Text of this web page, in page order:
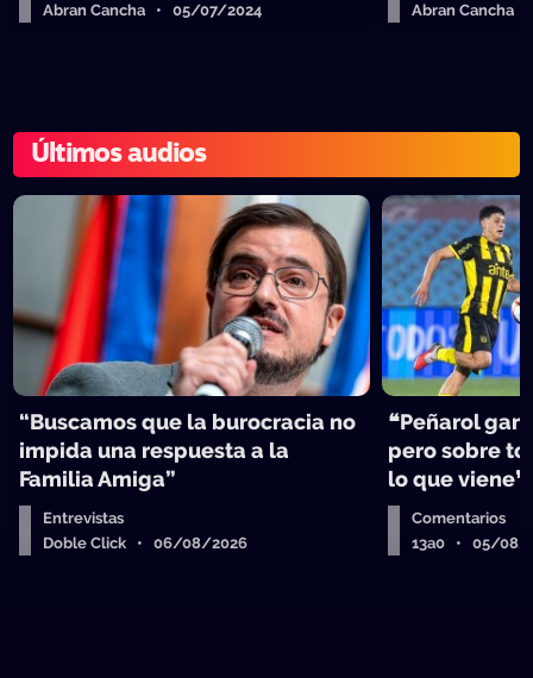
Abran Cancha • 05/07/2024
Abran Cancha
Últimos audios
“Buscamos que la burocracia no
impida una respuesta a la
Familia Amiga”
Entrevistas
Doble Click • 06/08/2026
❝Peñarol
pero sobre
lo que viene❞
Comentarios
13a0 • 05/08/